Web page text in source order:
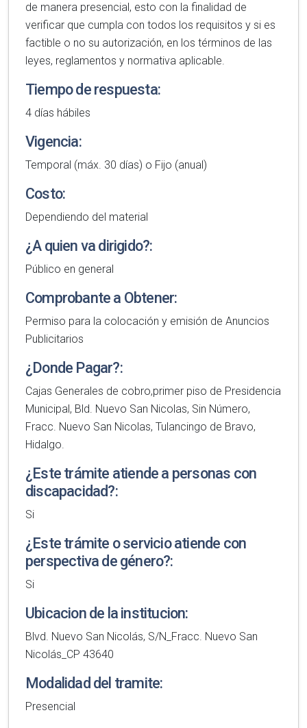
de manera presencial, esto con la finalidad de
verificar que cumpla con todos los requisitos y si es
factible o no su autorización, en los términos de las
leyes, reglamentos y normativa aplicable.
Tiempo de respuesta:
4 días hábiles
Vigencia:
Temporal (máx. 30 días) o Fijo (anual)
Costo:
Dependiendo del material
¿A quien va dirigido?:
Público en general
Comprobante a Obtener:
Permiso para la colocación y emisión de Anuncios
Publicitarios
¿Donde Pagar?:
Cajas Generales de cobro,primer piso de Presidencia
Municipal, Bld. Nuevo San Nicolas, Sin Número,
Fracc. Nuevo San Nicolas, Tulancingo de Bravo,
Hidalgo.
¿Este trámite atiende a personas con
discapacidad?:
Si
¿Este trámite o servicio atiende con
perspectiva de género?:
Si
Ubicacion de la institucion:
Blvd. Nuevo San Nicolás, S/N_Fracc. Nuevo San
Nicolás_CP 43640
Modalidad del tramite:
Presencial